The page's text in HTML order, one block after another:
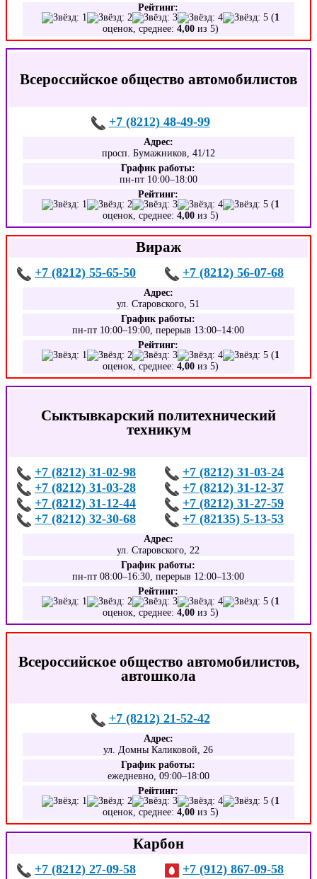
Рейтинг:
(1
оценок, среднее:4,00 из 5)
Всероссийское общество автомобилистов
+7 (8212) 48-49-99
Адрес:
просп. Бумажников, 41/12
График работы:
пн-пт 10:00–18:00
Рейтинг:
(1
оценок, среднее:4,00 из 5)
Вираж
+7 (8212) 55-65-50 +7 (8212) 56-07-68
Адрес:
ул. Старовского, 51
График работы:
пн-пт 10:00–19:00, перерыв 13:00–14:00
Рейтинг:
(1
оценок, среднее:4,00 из 5)
Сыктывкарский политехнический
техникум
+7 (8212) 31-02-98
+7 (8212) 31-03-24
+7 (8212) 31-03-28
+7 (8212) 31-12-37
+7 (8212) 31-12-44
+7 (8212) 31-27-59
+7 (8212) 32-30-68
+7 (82135) 5-13-53
Адрес:
ул. Старовского, 22
График работы:
пн-пт 08:00–16:30, перерыв 12:00–13:00
Рейтинг:
(1
оценок, среднее:4,00 из 5)
Всероссийское общество автомобилистов,
автошкола
+7 (8212) 21-52-42
Адрес:
ул. Домны Каликовой, 26
График работы:
ежедневно, 09:00–18:00
Рейтинг:
(1
оценок, среднее:4,00 из 5)
Карбон
+7 (8212) 27-09-58 +7 (912) 867-09-58